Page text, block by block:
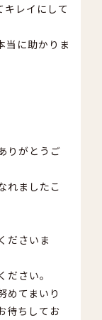
キレイにして
当に助かりま
りがとうご
れましたこ
ださいま
さい。
めてまいり
待ちしてお